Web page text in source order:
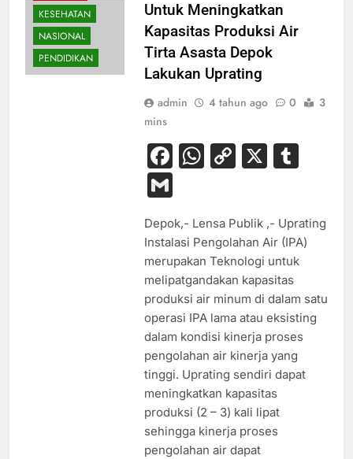
KESEHATAN
NASIONAL
PENDIDIKAN
Untuk Meningkatkan
Kapasitas Produksi Air
Tirta Asasta Depok
Lakukan Uprating
admin 4 tahun ago 0
3
mins
Facebook
WhatsApp
Copy
X
Gmail
Depok,- Lensa Publik ,- Uprating
Instalasi Pengolahan Air (IPA)
merupakan Teknologi untuk
melipatgandakan kapasitas
produksi air minum di dalam satu
operasi IPA lama atau eksisting
dalam kondisi kinerja proses
pengolahan air kinerja yang
tinggi. Uprating sendiri dapat
meningkatkan kapasitas
produksi (2 – 3) kali lipat
sehingga kinerja proses
pengolahan air dapat